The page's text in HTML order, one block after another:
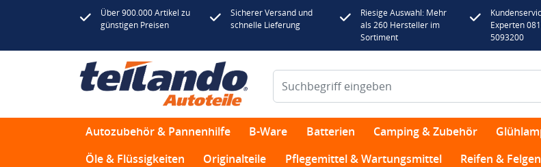
Über 900.000 Artikel zu
günstigen Preisen
Sicherer Versand und
schnelle Lieferung
Riesige Auswahl: Mehr
als 260 Hersteller im
Sortiment
Experten
5093200
Autozubehör & Pannenhilfe B-Ware Batterien Camping & Zubehör
Öle & Flüssigkeiten
Originalteile Pflegemittel & Wartungsmittel Reifen & Felgen